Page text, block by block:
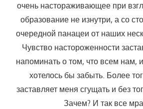
очень настораживающее при
образование не изнутри, а со
очеред­ной панацеи от наших
Чувство настороженности
напоминать о том, что всем нам,
хотелось бы забыть. Более
заставляет меня сгущать и без
Зачем? И так все